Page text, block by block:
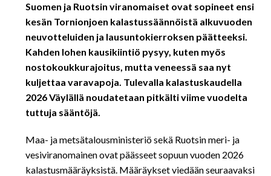
Suomen ja Ruotsin viranomaiset ovat sopineet ensi
kesän Tornionjoen kalastussäännöistä alkuvuoden
neuvotteluiden ja lausuntokierroksen päätteeksi.
Kahden lohen kausikiintiö pysyy, kuten myös
nostokoukkurajoitus, mutta veneessä saa nyt
kuljettaa varavapoja. Tulevalla kalastuskaudella
2026 Väylällä noudatetaan pitkälti viime vuodelta
tuttuja sääntöjä.
Maa- ja metsätalousministeriö sekä Ruotsin meri- ja
vesiviranomainen ovat päässeet sopuun vuoden 2026
kalastusmääräyksistä. Määräykset viedään seuraavaksi